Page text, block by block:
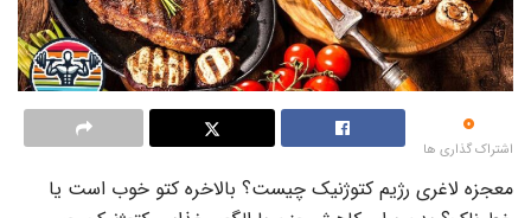
0
اشتراک گذاری ها
معجزه لاغری رژیم کتوژنیک چیست؟ بالاخره کتو خوب است یا